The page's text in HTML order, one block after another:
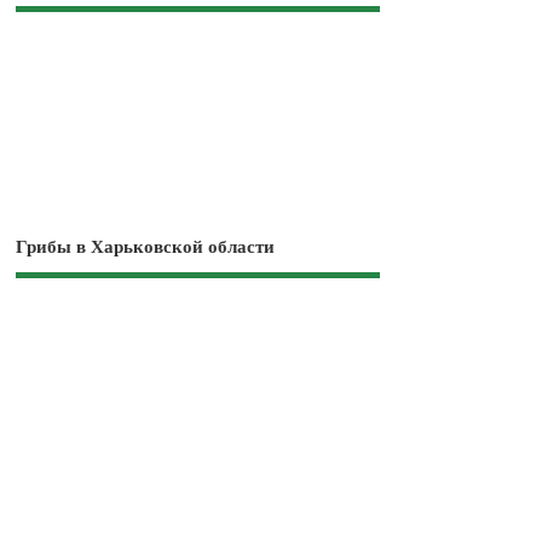
Грибы в Харьковской области